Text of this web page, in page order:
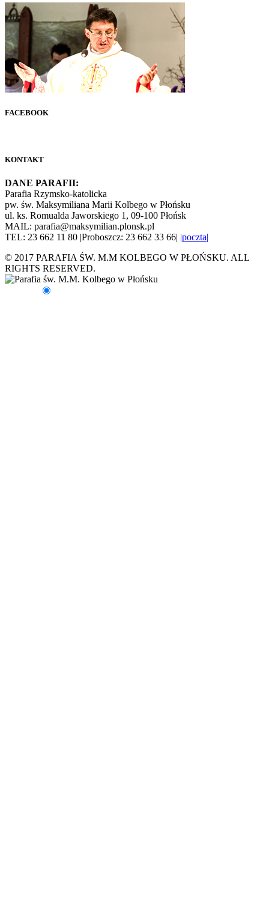
FACEBOOK
KONTAKT
DANE PARAFII:
Parafia Rzymsko-katolicka
pw. św. Maksymiliana Marii Kolbego w Płońsku
ul. ks. Romualda Jaworskiego 1, 09-100 Płońsk
MAIL: parafia@maksymilian.plonsk.pl
TEL: 23 662 11 80 |Proboszcz: 23 662 33 66| |poczta|
© 2017 PARAFIA ŚW. M.M KOLBEGO W PŁOŃSKU. ALL
RIGHTS RESERVED.